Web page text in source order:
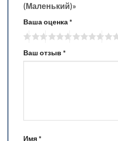
(Маленький)»
Ваша оценка*
Ваш отзыв *
Имя*